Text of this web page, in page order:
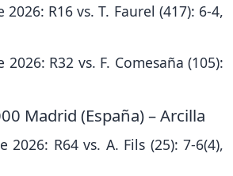
R16 vs. T. Faurel (417): 6-4,
R32 vs. F. Comesaña (105):
Madrid (España) – Arcilla
2026: R64 vs. A. Fils (25): 7-6(4),